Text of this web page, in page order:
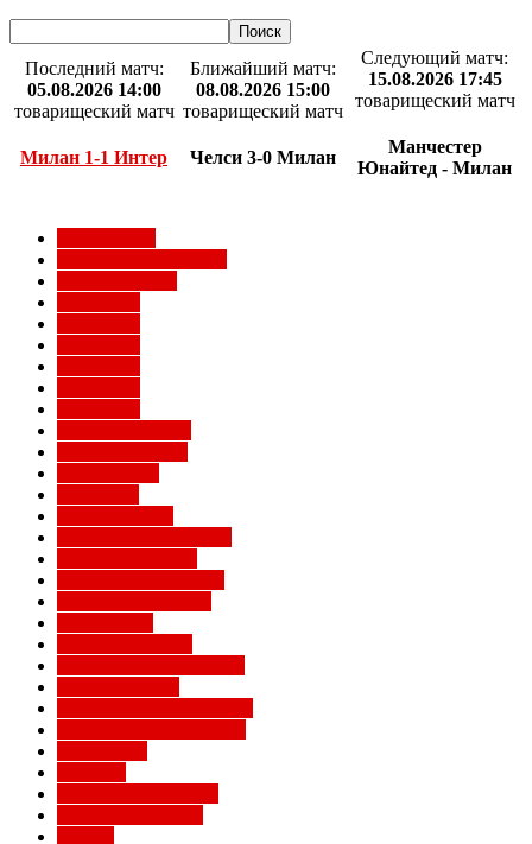
Последний матч:
05.08.2026 14:00
товарищеский матч
Милан 1-1 Интер
Ближайший матч:
08.08.2026 15:00
товарищеский матч
Челси 3-0 Милан
Следующий матч:
15.08.2026 17:45
товарищеский матч
Манчестер
Юнайтед - Милан